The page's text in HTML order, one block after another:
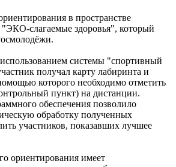
в пространстве
"ЭКО-слагаемые здоровья", который
системы "спортивный
получал карту лабиринта и
которого необходимо отметить
пункт) на дистанции.
обеспечения позволило
обработку полученных
участников, показавших лучшее
ориентирования имеет